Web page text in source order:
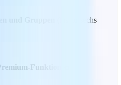
(bis zu sechs
Premium-Funktionen